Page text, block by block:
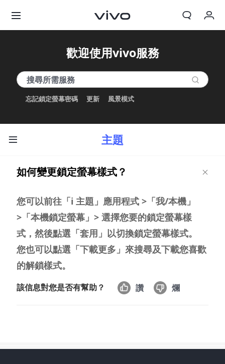
Select Location
登入/註冊
歡迎使用vivo服務
忘記鎖定螢幕密碼 更新 風景模式
主題
如何變更鎖定螢幕樣式？
您可以前往「i 主題」應用程式 >「我/本機」
>「本機鎖定螢幕」> 選擇您要的鎖定螢幕樣
式，然後點選「套用」以切換鎖定螢幕樣式。
您也可以點選「下載更多」來搜尋及下載您喜歡
的解鎖樣式。
該信息對您是否有幫助？ 讚 爛